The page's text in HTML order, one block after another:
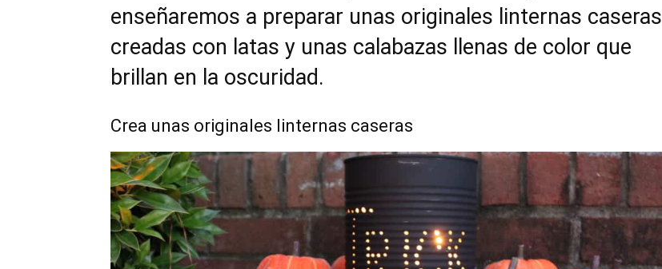
enseñaremos a preparar unas originales linternas caseras
creadas con latas y unas calabazas llenas de color que
brillan en la oscuridad.
Crea unas originales linternas caseras